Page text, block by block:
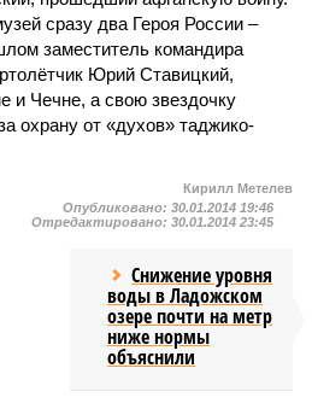
сразу два Героя России –
заместитель командира
Юрий Ставицкий,
и Чечне, а свою звездочку
охрану от «духов» таджико-
Кирилл Метелев
Опубликовано: 30.01.2014 19:46
Отредактировано: 30.01.2014 23:45
Снижение уровня
воды в Ладожском
озере почти на метр
ниже нормы
объяснили